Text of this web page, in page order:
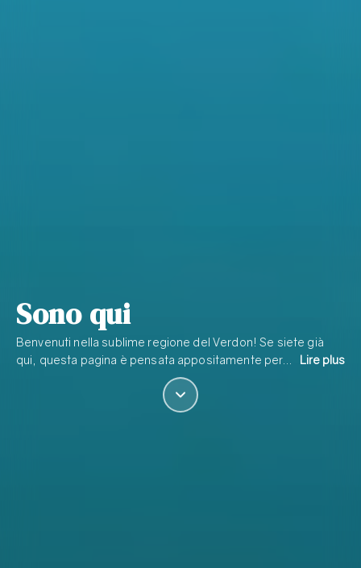
Sono qui
Benvenuti nella sublime regione del Verdon! Se siete già
qui, questa pagina è pensata appositamente per…
Lire plus